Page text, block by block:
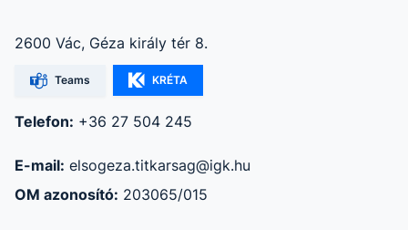
2600 Vác, Géza király tér 8.
Teams KRÉTA
Telefon: +36 27 504 245
E-mail: elsogeza.titkarsag@igk.hu
OM azonosító: 203065/015